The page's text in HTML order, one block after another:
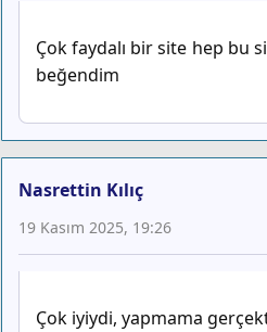
Çok faydalı bir site hep bu
beğendim
Nasrettin Kılıç
19 Kasım 2025, 19:26
Çok iyiydi, yapmama